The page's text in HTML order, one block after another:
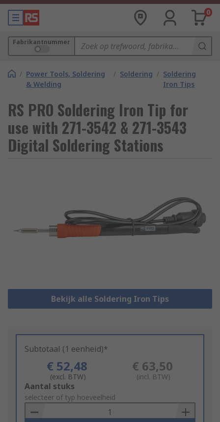
0
Fabrikantnummer
/ Power Tools, Soldering
& Welding
/ Soldering / Soldering
Iron Tips
RS PRO Soldering Iron Tip for
use with 271-3542 & 271-3543
Digital Soldering Stations
Bekijk alle Soldering Iron Tips
Subtotaal (1 eenheid)*
€ 52,48
(excl. BTW)
€ 63,50
(incl. BTW)
Add
to
Basket
Aantal stuks
selecteer of typ hoeveelheid